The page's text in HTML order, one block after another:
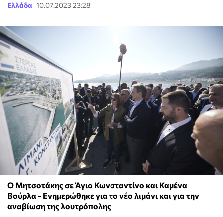
Ελλάδα 10.07.2023 23:28
Ο Μητσοτάκης σε Άγιο Κωνσταντίνο και Καμένα
Βούρλα - Ενημερώθηκε για το νέο λιμάνι και για την
αναβίωση της λουτρόπολης